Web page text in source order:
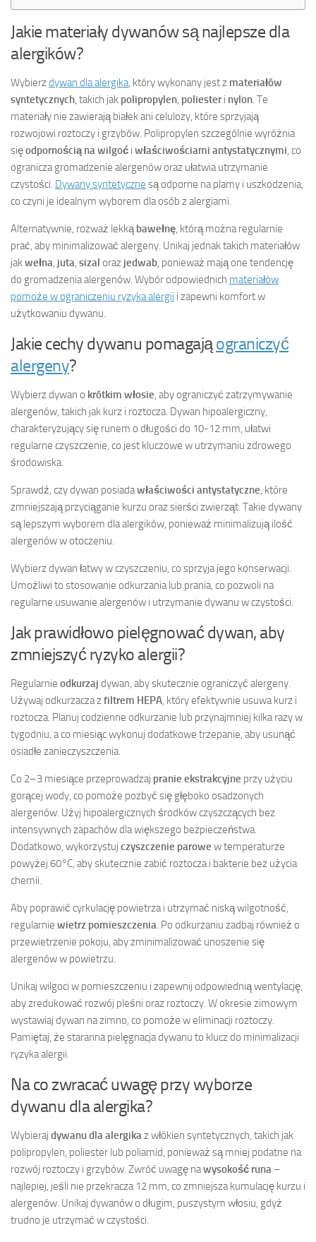
Jakie materiały dywanów są najlepsze dla
alergików?
Wybierzdywan dla alergika , który wykonany jest z materiałów
syntetycznych , takich jak polipropylen poliesteri nylon . Te
materiały nie zawierają białek ani celulozy, które sprzyjają
rozwojowi roztoczy i grzybów. Polipropylen szczególnie wyróżnia
sięodpornością na wilgoć i właściwościami antystatycznymi , co
ogranicza gromadzenie alergenów oraz ułatwia utrzymanie
czystości. Dywany syntetyczne są odporne na plamy i uszkodzenia,
co czyni je idealnym wyborem dla osób z alergiami.
Alternatywnie, rozważ lekką bawełnę , którą można regularnie
prać, aby minimalizować alergeny. Unikaj jednak takich materiałów
jakwełna juta sizal oraz jedwab , ponieważ mają one tendencję
do gromadzenia alergenów. Wybór odpowiednich materiałów
pomoże w ograniczeniu ryzyka alergii i zapewni komfort w
użytkowaniu dywanu.
Jakie cechy dywanu pomagająograniczyć
alergeny?
Wybierz dywan o krótkim włosie , aby ograniczyć zatrzymywanie
alergenów, takich jak kurz i roztocza. Dywan hipoalergiczny,
charakteryzujący się runem o długości do 10-12 mm, ułatwi
regularne czyszczenie, co jest kluczowe w utrzymaniu zdrowego
środowiska.
Sprawdź, czy dywan posiadawłaściwości antystatyczne , które
zmniejszają przyciąganie kurzu oraz sierści zwierząt. Takie dywany
są lepszym wyborem dla alergików, ponieważ minimalizują ilość
alergenów w otoczeniu.
Wybierz dywan łatwy w czyszczeniu, co sprzyja jego konserwacji.
Umożliwi to stosowanie odkurzania lub prania, co pozwoli na
regularne usuwanie alergenów i utrzymanie dywanu w czystości.
Jak prawidłowo pielęgnować dywan, aby
zmniejszyć ryzyko alergii?
Regularnie odkurzaj dywan, aby skutecznie ograniczyć alergeny.
Używaj odkurzacza zfiltrem HEPA , który efektywnie usuwa kurz i
roztocza. Planuj codzienne odkurzanie lub przynajmniej kilka razy w
tygodniu, a co miesiąc wykonuj dodatkowe trzepanie, aby usunąć
osiadłe zanieczyszczenia.
Co 2–3 miesiące przeprowadzaj pranie ekstrakcyjne przy użyciu
gorącej wody, co pomoże pozbyć się głęboko osadzonych
alergenów. Użyj hipoalergicznych środków czyszczących bez
intensywnych zapachów dla większego bezpieczeństwa.
Dodatkowo, wykorzystuj czyszczenie parowe w temperaturze
powyżej 60°C, aby skutecznie zabić roztocza i bakterie bez użycia
chemii.
Aby poprawić cyrkulację powietrza i utrzymać niską wilgotność,
regularnie wietrz pomieszczenia . Po odkurzaniu zadbaj również o
przewietrzenie pokoju, aby zminimalizować unoszenie się
alergenów w powietrzu.
Unikaj wilgoci w pomieszczeniu i zapewnij odpowiednią wentylację,
aby zredukować rozwój pleśni oraz roztoczy. W okresie zimowym
wystawiaj dywan na zimno, co pomoże w eliminacji roztoczy.
Pamiętaj, że staranna pielęgnacja dywanu to klucz do minimalizacji
ryzyka alergii.
Na co zwracać uwagę przy wyborze
dywanu dla alergika?
Wybieraj dywanu dla alergika z włókien syntetycznych, takich jak
polipropylen, poliester lub poliamid, ponieważ są mniej podatne na
rozwój roztoczy i grzybów. Zwróć uwagę nawysokość runa –
najlepiej, jeśli nie przekracza 12 mm, co zmniejsza kumulację kurzu i
alergenów. Unikaj dywanów o długim, puszystym włosiu, gdyż
trudno je utrzymać w czystości.